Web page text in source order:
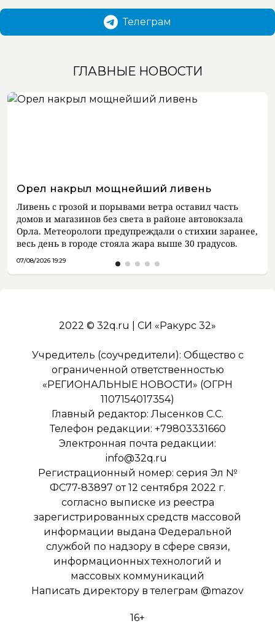
Телеграм
ГЛАВНЫЕ НОВОСТИ
Орел накрыл мощнейший ливень
Ливень с грозой и порывами ветра оставил часть
домов и магазинов без света в районе автовокзала
Орла. Метеорологи предупреждали о стихии заранее,
весь день в городе стояла жара выше 30 градусов.
07/08/2026 19:29
2022 © 32q.ru | СИ «Ракурс 32»
Учредитель (соучредители): Общество с
ограниченной ответственностью
«РЕГИОНАЛЬНЫЕ НОВОСТИ» (ОГРН
1107154017354)
Главный редактор: Лысенков С.С.
Телефон редакции: +79803331660
Электронная почта редакции:
info@32q.ru
Регистрационный номер: серия Эл №
ФС77-83897 от 12 сентября 2022 г.
согласно выписке из реестра
зарегистрированных средств массовой
информации выдана Федеральной
службой по надзору в сфере связи,
информационных технологий и
массовых коммуникаций
Написать директору в телеграм @mazov
16+